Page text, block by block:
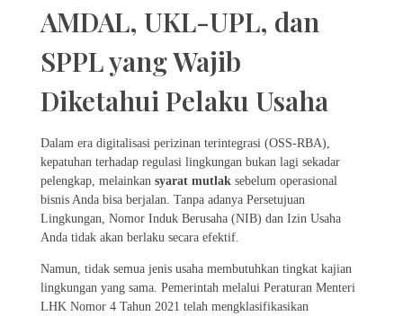
AMDAL, UKL-UPL, dan
SPPL yang Wajib
Diketahui Pelaku Usaha
Dalam era digitalisasi perizinan terintegrasi (OSS-RBA),
kepatuhan terhadap regulasi lingkungan bukan lagi sekadar
pelengkap, melainkan syarat mutlak sebelum operasional
bisnis Anda bisa berjalan. Tanpa adanya Persetujuan
Lingkungan, Nomor Induk Berusaha (NIB) dan Izin Usaha
Anda tidak akan berlaku secara efektif.
Namun, tidak semua jenis usaha membutuhkan tingkat kajian
lingkungan yang sama. Pemerintah melalui Peraturan Menteri
LHK Nomor 4 Tahun 2021 telah mengklasifikasikan